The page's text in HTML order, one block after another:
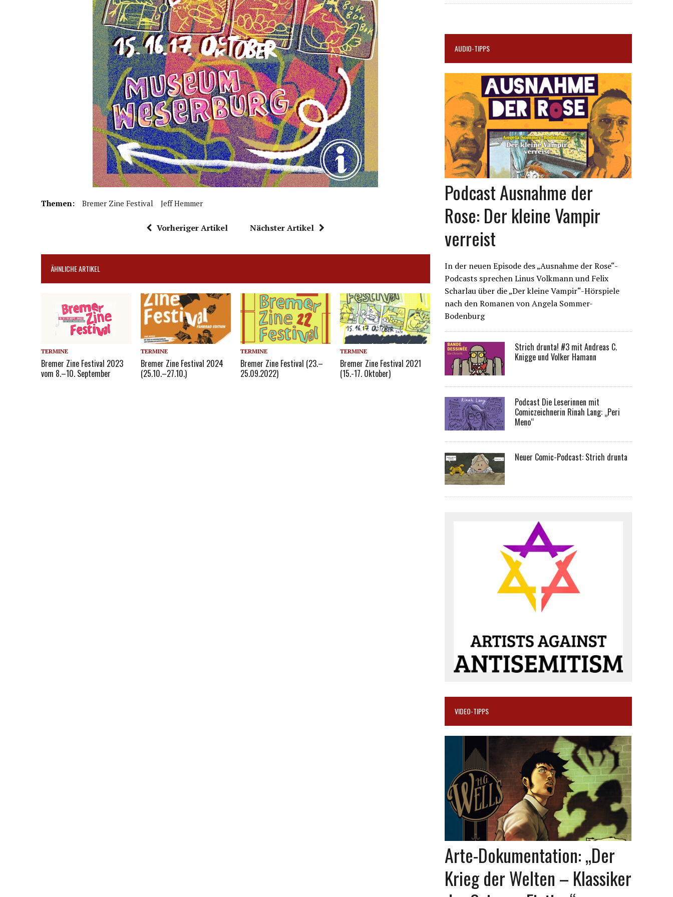
Themen: Bremer Zine Festival Jeff Hemmer
Vorheriger Artikel Nächster Artikel
ÄHNLICHE ARTIKEL
TERMINE
Bremer Zine Festival 2023
vom 8.–10. September
TERMINE
Bremer Zine Festival 2024
(25.10.–27.10.)
TERMINE
Bremer Zine Festival (23.–
25.09.2022)
TERMINE
Bremer Zine Festival 2021
(15.-17. Oktober)
AUDIO-TIPPS
Podcast Ausnahme der
Rose: Der kleine Vampir
verreist
In der neuen Episode des „Ausnahme der Rose“-
Podcasts sprechen Linus Volkmann und Felix
Scharlau über die „Der kleine Vampir“-Hörspiele
nach den Romanen von Angela Sommer-
Bodenburg
Strich drunta! #3 mit Andreas C.
Knigge und Volker Hamann
Podcast Die Leserinnen mit
Comiczeichnerin Rinah Lang: „Peri
Meno“
Neuer Comic-Podcast: Strich drunta
VIDEO-TIPPS
Arte-Dokumentation: „Der
Krieg der Welten – Klassiker